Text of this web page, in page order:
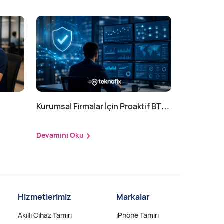
Kurumsal Firmalar İçin Proaktif BT
Devamını Oku
Hizmetlerimiz
Akıllı Cihaz Tamiri
Markalar
iPhone Tamiri